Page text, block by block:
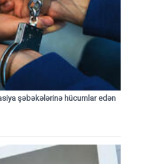
şəbəkələrinə hücumlar edən